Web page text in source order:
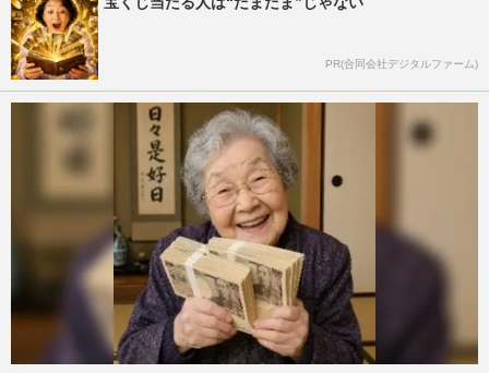
PR(合同会社デジタルファーム)